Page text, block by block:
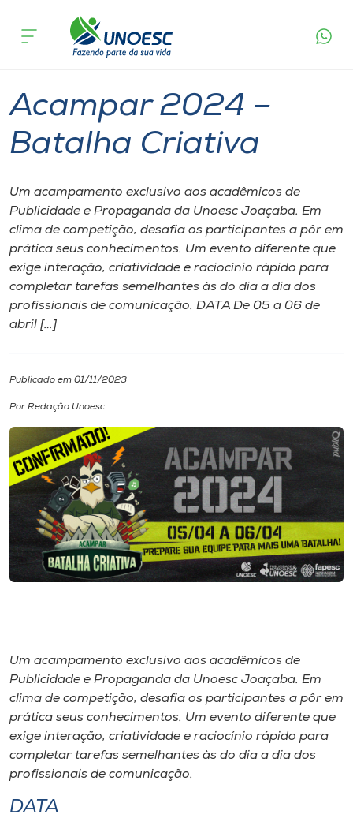
Cursos
Pesquisa
Portal de Ensino
A
Unoesc
Diplomados
Cultura
CPA
Biblioteca
Rádio
Museu
Unoesc
Store
Acampar 2024 –
Batalha Criativa
Um acampamento exclusivo aos acadêmicos de
Publicidade e Propaganda da Unoesc Joaçaba. Em
clima de competição, desafia os participantes a pôr em
prática seus conhecimentos. Um evento diferente que
exige interação, criatividade e raciocínio rápido para
completar tarefas semelhantes às do dia a dia dos
profissionais de comunicação. DATA De 05 a 06 de
abril […]
Publicado em 01/11/2023
Por Redação Unoesc
Um acampamento exclusivo aos acadêmicos de
Publicidade e Propaganda da Unoesc Joaçaba. Em
clima de competição, desafia os participantes a pôr em
prática seus conhecimentos. Um evento diferente que
exige interação, criatividade e raciocínio rápido para
completar tarefas semelhantes às do dia a dia dos
profissionais de comunicação.
DATA